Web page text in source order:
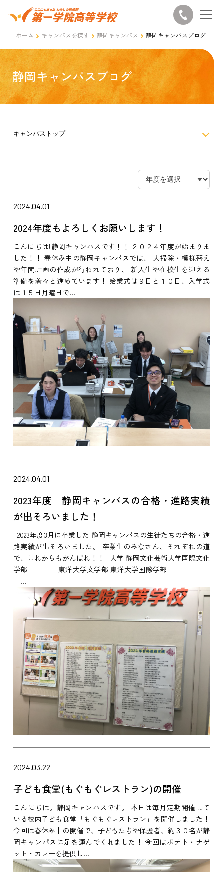
ホーム キャンパスを探す 静岡キャンパス 静岡キャンパスブログ
静岡キャンパスブログ
キャンパストップ
2024.04.01
2024年度もよろしくお願いします！
こんにちは!静岡キャンパスです！！ ２０２４年度が始まりま
した！！ 春休み中の静岡キャンパスでは、 大掃除・模様替え
や年間計画の作成が行われており、 新入生や在校生を迎える
準備を着々と進めています！ 始業式は９日と１０日、入学式
は１５日月曜日で...
2024.04.01
2023年度 静岡キャンパスの合格・進路実績
が出そろいました！
2023年度3月に卒業した 静岡キャンパスの生徒たちの合格・進
路実績が出そろいました。 卒業生のみなさん、それぞれの道
で、これからもがんばれ！！ 大学 静岡文化芸術大学国際文化
学部 東洋大学文学部 東洋大学国際学部
...
2024.03.22
子ども食堂(もぐもぐレストラン)の開催
こんにちは。静岡キャンパスです。 本日は毎月定期開催して
いる校内子ども食堂「もぐもぐレストラン」を開催しました！
今回は春休み中の開催で、子どもたちや保護者、約３０名が静
岡キャンパスに足を運んでくれました！ 今回はポテト・ナゲ
ット・カレーを提供し...